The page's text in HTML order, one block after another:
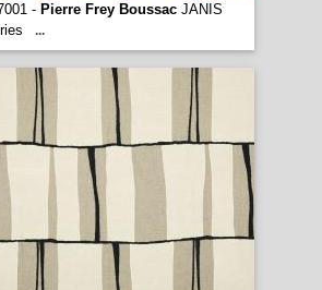
- Pierre Frey BoussacJANIS
...